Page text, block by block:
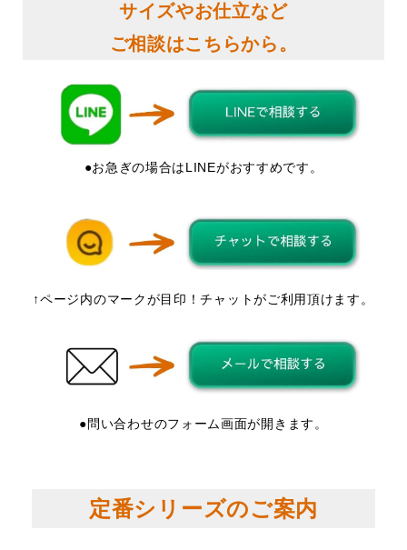
サイズやお仕立など
ご相談はこちらから。
●お急ぎの場合はLINEがおすすめです。
↑ページ内のマークが目印！チャットがご利用頂けます。
●問い合わせのフォーム画面が開きます。
定番シリーズのご案内